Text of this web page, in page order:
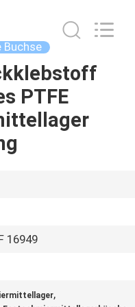
Buchse
PTFE
16949
,